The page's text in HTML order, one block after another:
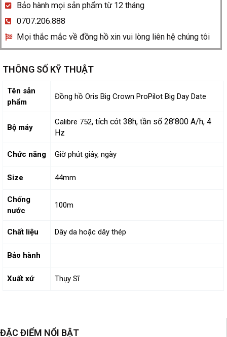
Bảo hành mọi sản phẩm từ 12 tháng
0707.206.888
Mọi thắc mắc về đồng hồ xin vui lòng liên hệ chúng tôi
ĐẶC ĐIỂM NỔI BẬT
THÔNG SỐ KỸ THUẬT
Tên sản
phẩm
Đồng hồ Oris Big Crown ProPilot Big Day Date
Bộ máy
Calibre 752, tích cót 38h, tần số 28’800 A/h, 4
Hz
Chức năng Giờ phút giây, ngày
Size 44mm
Chống
nước
100m
Chất liệu Dây da hoặc dây thép
Bảo hành
Xuất xứ Thụy Sĩ